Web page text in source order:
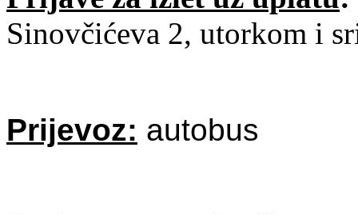
Sinovčićeva 2, utorkom i
Prijevoz: autobus